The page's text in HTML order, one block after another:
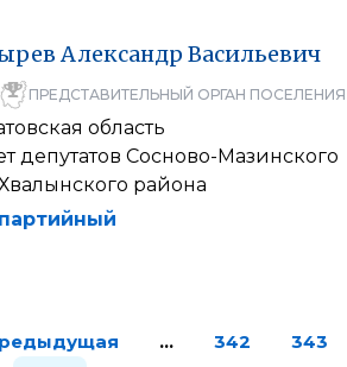
Александр Васильевич
ПРЕДСТАВИТЕЛЬНЫЙ ОРГАН ПОСЕЛЕНИЯ
область
депутатов Сосново-Мазинского
района
… 342
343